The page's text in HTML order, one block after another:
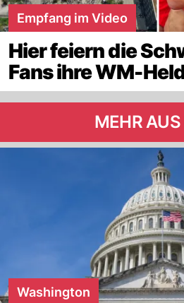
Empfang im Video
Hier feiern die
Fans ihre WM-
MEHR
Washington